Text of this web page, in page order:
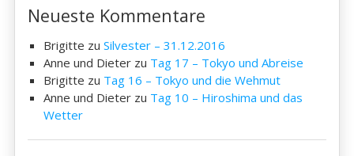
Neueste Kommentare
Brigitte zuSilvester – 31.12.2016
Anne und Dieter zu Tag 17 – Tokyo und Abreise
Brigitte zu Tag 16 – Tokyo und die Wehmut
Anne und Dieter zu Tag 10 – Hiroshima und das
Wetter